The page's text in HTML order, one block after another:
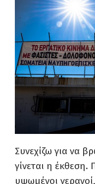
Συνεχίζω για να
γίνεται η
υψωμένοι